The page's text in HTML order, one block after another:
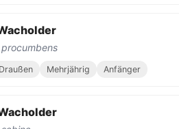
Draußen Mehrjährig Anfänger